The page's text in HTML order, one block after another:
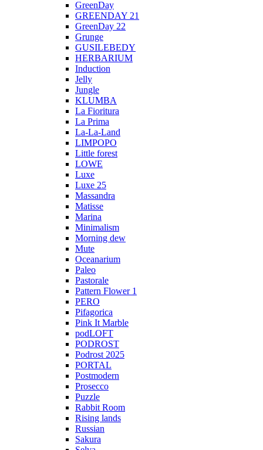
GreenDay
GREENDAY 21
GreenDay 22
Grunge
GUSILEBEDY
HERBARIUM
Induction
Jelly
Jungle
KLUMBA
La Fioritura
La Prima
La-La-Land
LIMPOPO
Little forest
LOWE
Luxe
Luxe 25
Massandra
Matisse
Marina
Minimalism
Morning dew
Mute
Oceanarium
Paleo
Pastorale
Pattern Flower 1
PERO
Pifagorica
Pink It Marble
podLOFT
PODROST
Podrost 2025
PORTAL
Postmodern
Prosecco
Puzzle
Rabbit Room
Rising lands
Russian
Sakura